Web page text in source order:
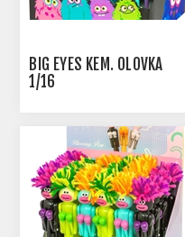
BIG EYES KEM. OLOVKA
1/16